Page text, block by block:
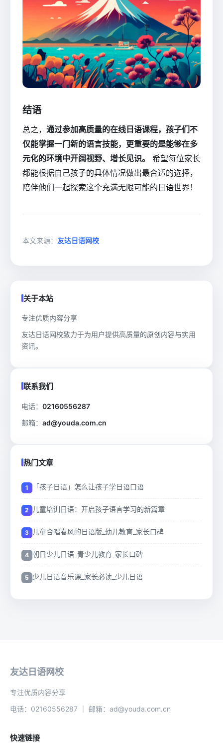
结语
总之， 通过参加高质量的在线日语课程，孩子们不
仅能掌握一门新的语言技能，更重要的是能够在多
元化的环境中开阔视野、增长见识。
希望每位家长
都能根据自己孩子的具体情况做出最合适的选择，
陪伴他们一起探索这个充满无限可能的日语世界！
本文来源： 友达日语网校
关于本站
专注优质内容分享
友达日语网校致力于为用户提供高质量的原创内容与实用
资讯。
联系我们
电话： 02160556287
邮箱： ad@youda.com.cn
热门文章
「孩子日语」怎么让孩子学日语口语
儿童培训日语：开启孩子语言学习的新篇章
儿童合唱春风的日语版_幼儿教育_家长口碑
朝日少儿日语_青少儿教育_家长口碑
少儿日语音乐课_家长必读_少儿日语
友达日语网校
专注优质内容分享
电话：02160556287 ｜ 邮箱：ad@youda.com.cn
快速链接